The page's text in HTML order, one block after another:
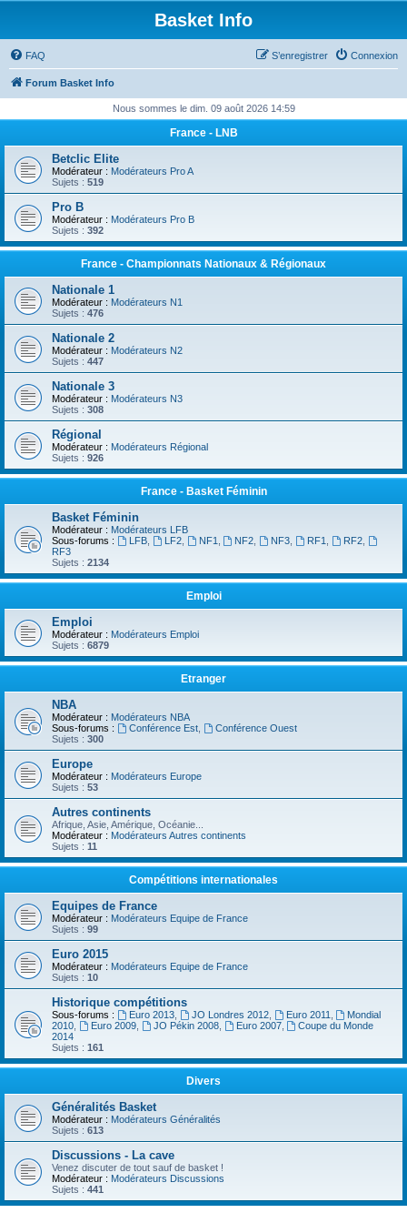
Basket Info
FAQ Connexion
S’enregistrer
Forum Basket Info
Nous sommes le dim. 09 août 2026 14:59
France - LNB
Betclic Elite
Modérateur : Modérateurs Pro A
Sujets : 519
Pro B
Modérateur : Modérateurs Pro B
Sujets : 392
France - Championnats Nationaux & Régionaux
Nationale 1
Modérateur : Modérateurs N1
Sujets : 476
Nationale 2
Modérateur : Modérateurs N2
Sujets : 447
Nationale 3
Modérateur : Modérateurs N3
Sujets : 308
Régional
Modérateur : Modérateurs Régional
Sujets : 926
France - Basket Féminin
Basket Féminin
Modérateur : Modérateurs LFB
Sous-forums :
LFB, LF2, NF1 NF2 NF3 RF1 RF2,
RF3
Sujets : 2134
Emploi
Emploi
Modérateur : Modérateurs Emploi
Sujets : 6879
Etranger
NBA
Modérateur : Modérateurs NBA
Sous-forums :
Conférence Est,
Conférence Ouest
Sujets : 300
Europe
Modérateur : Modérateurs Europe
Sujets : 53
Autres continents
Afrique, Asie, Amérique, Océanie...
Modérateur : Modérateurs Autres continents
Sujets : 11
Compétitions internationales
Equipes de France
Modérateur : Modérateurs Equipe de France
Sujets : 99
Euro 2015
Modérateur : Modérateurs Equipe de France
Sujets : 10
Historique compétitions
Sous-forums : Euro 2013, JO Londres 2012, Euro 2011
Mondial
2010
Euro 2009, JO Pékin 2008, Euro 2007,
Coupe du Monde
2014
Sujets : 161
Divers
Généralités Basket
Modérateur : Modérateurs Généralités
Sujets : 613
Discussions - La cave
Venez discuter de tout sauf de basket !
Modérateur : Modérateurs Discussions
Sujets : 441